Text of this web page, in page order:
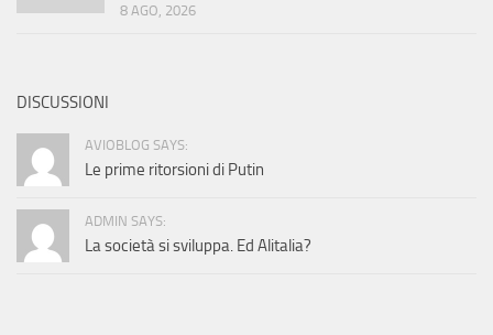
8 AGO, 2026
DISCUSSIONI
AVIOBLOG SAYS:
Le prime ritorsioni di Putin
ADMIN SAYS:
La società si sviluppa. Ed Alitalia?